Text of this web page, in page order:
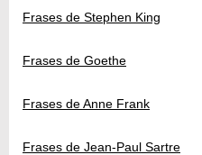
Frases de Stephen King
Frases de Goethe
Frases de Anne Frank
Frases de Jean-Paul Sartre